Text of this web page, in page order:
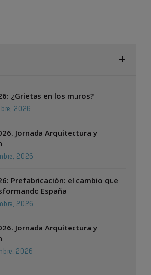
¿Grietas en los muros?
2026
Jornada Arquitectura y
2026
Prefabricación: el cambio que
España
2026
Jornada Arquitectura y
2026